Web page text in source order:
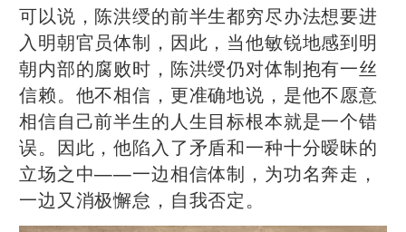
可以说，陈洪绶的前半生都穷尽办法想要进
入明朝官员体制，因此，当他敏锐地感到明
朝内部的腐败时，陈洪绶仍对体制抱有一丝
信赖。他不相信，更准确地说，是他不愿意
相信自己前半生的人生目标根本就是一个错
误。因此，他陷入了矛盾和一种十分暧昧的
立场之中——一边相信体制，为功名奔走，
一边又消极懈怠，自我否定。